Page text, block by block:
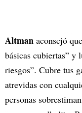
Altman aconsejó
básicas cubiertas” y
riesgos”. Cubre tus
atrevidas con
personas